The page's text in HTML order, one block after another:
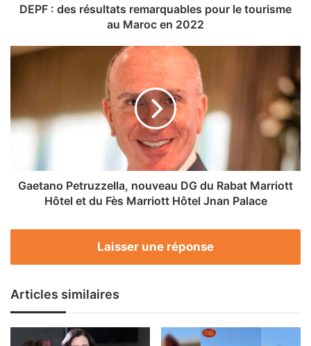
Maroc
DEPF : des résultats remarquables pour le tourisme
au Maroc en 2022
Gaetano
Rabat
du
Hôtel
Gaetano Petruzzella, nouveau DG du Rabat Marriott
Hôtel et du Fès Marriott Hôtel Jnan Palace
Laisser une réponse
Articles similaires